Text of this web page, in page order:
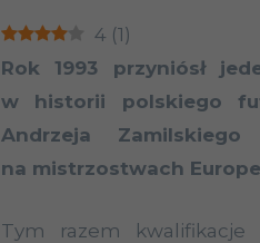
4 (1)
Rok 1993 przyniósł
w historii polskiego
Andrzeja
na mistrzostwach
Tym razem kwalifikacje